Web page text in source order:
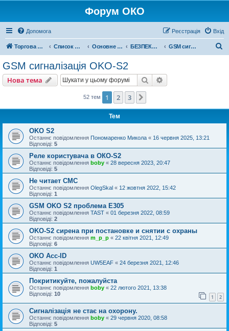
Форум ОКО
Допомога Вхід
Реєстрація
Торгова марка ОКО Список форумів Основне обладнання БЕЗПЕКА НЕРУХОМОСТІ GSM сигналізація OKO-S2
GSM сигналізація OKO-S2
Нова тема Пошук
52 тем 1 2 3
Тем
OKO S2
Останнє повідомлення Пономаренко Микола « 16 червня 2025, 13:21
Відповіді: 5
Реле користувача в ОКО-S2
Останнє повідомлення boby « 28 вересня 2023, 20:47
Відповіді: 5
Не читает СМС
Останнє повідомлення OlegSkal « 12 жовтня 2022, 15:42
Відповіді: 1
GSM OKO S2 проблема Е305
Останнє повідомлення TAST « 01 березня 2022, 08:59
Відповіді: 2
OKO-S2 сирена при постановке и снятии с охраны
Останнє повідомлення m_p_p « 22 квітня 2021, 12:49
Відповіді: 6
OKO Acc-ID
Останнє повідомлення UW5EAF « 24 березня 2021, 12:46
Відповіді: 1
Покритикуйте, пожалуйста
Останнє повідомлення boby « 22 лютого 2021, 13:38
Відповіді: 10 1 2
Сигналізація не стає на охорону.
Останнє повідомлення boby « 29 червня 2020, 08:58
Відповіді: 5